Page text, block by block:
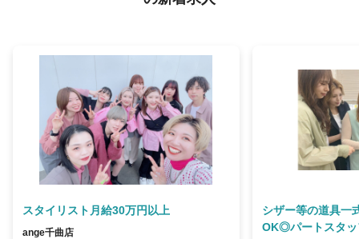
スタイリスト月給30万円以上
ange千曲店
シザー等の道具一
OK◎パートスタッ